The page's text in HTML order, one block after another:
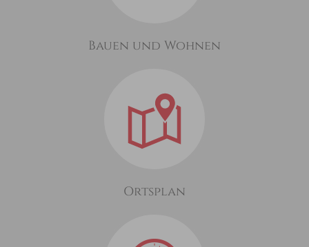
Bauen und Wohnen
Ortsplan